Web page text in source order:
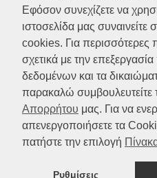
Εφόσον συνεχίζετε να
ιστοσελίδα μας
cookies. Για περισσότερες
σχετικά με την
δεδομένων και τα
παρακαλώ συμβουλευτείτε
Απορρήτου μας. Για να
απενεργοποιήσετε τα
πατήστε την επιλογή
Ρυθμίσεις
Test